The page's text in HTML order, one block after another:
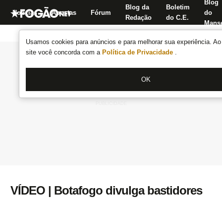
Usamos cookies para anúncios e para melhorar sua experiência.
site você concorda com a Política de Privacidade .
OK
Notícias Apostas Fórum
Blog da
Redação
Boletim
do C.E.
Blog
do
VÍDEO | Botafogo divulga bastidores